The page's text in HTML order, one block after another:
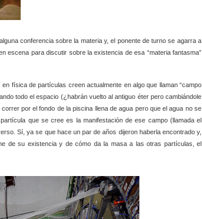
conferencia sobre la materia y, el ponente de turno se agarra a
escena para discutir sobre la existencia de esa “materia fantasma”
física de partículas creen actualmente en algo que llaman “campo
todo el espacio (¿habrán vuelto al antiguo éter pero cambiándole
por el fondo de la piscina llena de agua pero que el agua no se
que se cree es la manifestación de ese campo (llamada el
Sí, ya se que hace un par de años dijeron haberla encontrado y,
de su existencia y de cómo da la masa a las otras partículas, el